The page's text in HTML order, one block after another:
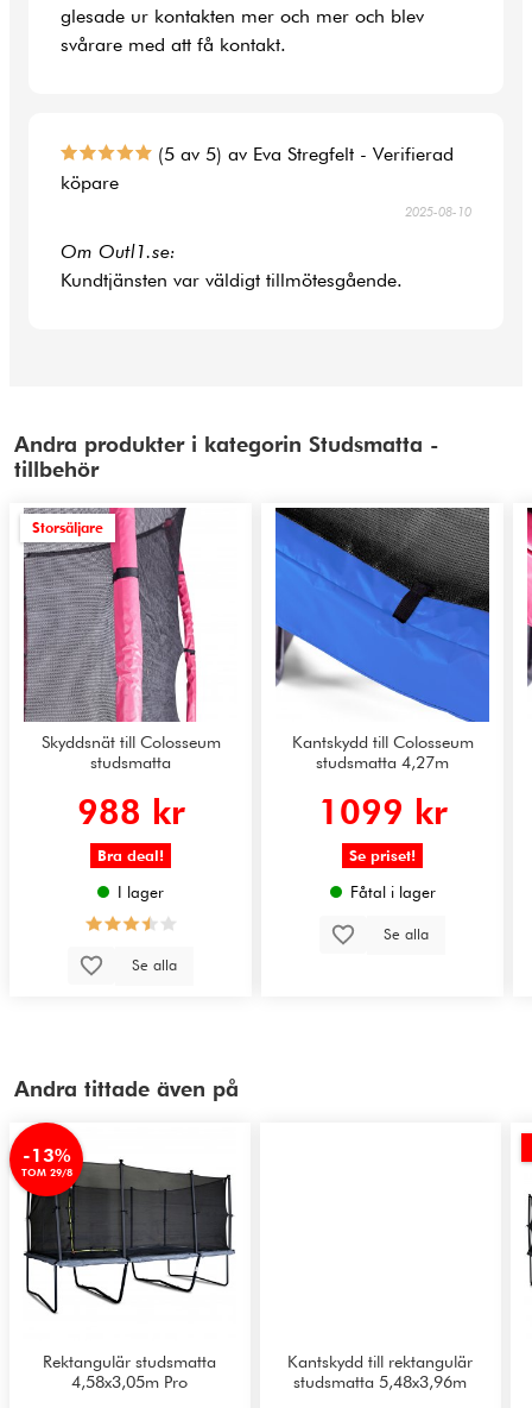
glesade ur kontakten mer och mer och blev
svårare med att få kontakt.
(5 av 5) av Eva Stregfelt - Verifierad
köpare
2025-08-10
Om Outl1.se:
Kundtjänsten var väldigt tillmötesgående.
Andra produkter i kategorin Studsmatta -
tillbehör
Storsäljare
Skyddsnät till Colosseum
studsmatta
988 kr
Bra deal!
I lager
Se alla
Kantskydd till Colosseum
studsmatta 4,27m
1099 kr
Se priset!
Fåtal i lager
Se alla
Andra tittade även på
-13%
TOM 29/8
Rektangulär studsmatta
4,58x3,05m Pro
Kantskydd till rektangulär
studsmatta 5,48x3,96m